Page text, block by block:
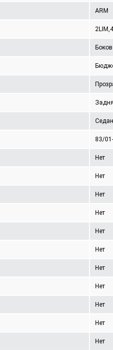
ARM
83/
Нет
Нет
Нет
Нет
Нет
Нет
Нет
Нет
Нет
Нет
Нет